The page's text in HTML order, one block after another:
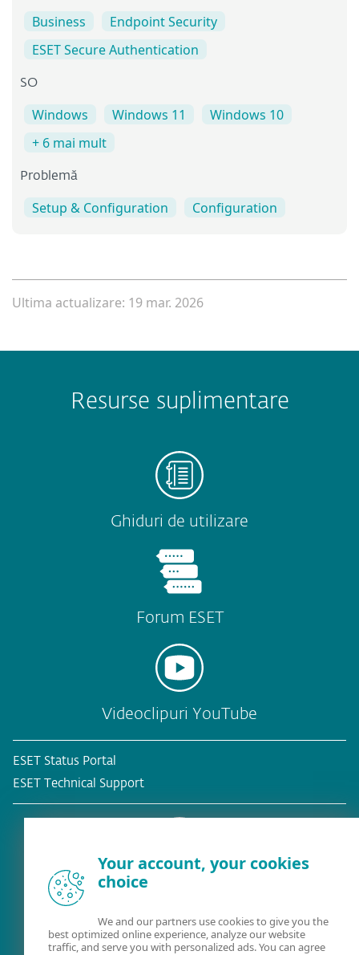
Business
Endpoint Security
ESET Secure Authentication
SO
Windows Windows 11
Windows 10
+ 6 mai mult
Problemă
Setup & Configuration Configuration
Ultima actualizare: 19 mar. 2026
Resurse suplimentare
Ghiduri de utilizare
Forum ESET
Videoclipuri YouTube
ESET Status Portal
ESET Technical Support
Client existent?
Your account, your cookies
choice
We and our partners use cookies to give you the
best optimized online experience, analyze our website
traffic, and serve you with personalized ads. You can agree